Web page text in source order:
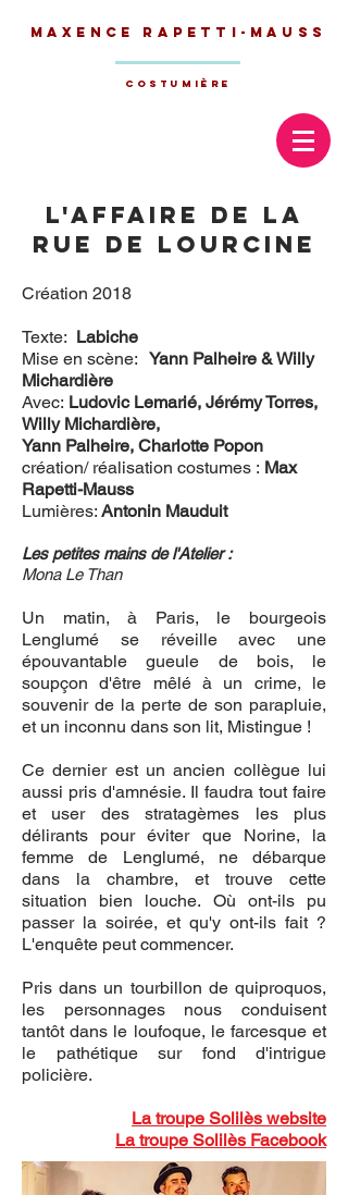
Maxence Rapetti-Mauss
Costumière
L'affaire de la
rue de Lourcine
Création 2018
Texte: Labiche
Mise en scène: Yann Palheire & Willy
Michardière
Avec: Ludovic Lemarié, Jérémy Torres,
Willy Michardière,
Yann Palheire, Charlotte Popon
création/ réalisation costumes : Max
Rapetti-Mauss
Lumières: Antonin Mauduit
Les petites mains de l'Atelier :
Mona Le Than
Un matin, à Paris, le bourgeois
Lenglumé se réveille avec une
épouvantable gueule de bois, le
soupçon d'être mêlé à un crime, le
souvenir de la perte de son parapluie,
et un inconnu dans son lit, Mistingue !
Ce dernier est un ancien collègue lui
aussi pris d'amnésie. Il faudra tout faire
et user des stratagèmes les plus
délirants pour éviter que Norine, la
femme de Lenglumé, ne débarque
dans la chambre, et trouve cette
situation bien louche. Où ont-ils pu
passer la soirée, et qu'y ont-ils fait ?
L'enquête peut commencer.
Pris dans un tourbillon de quiproquos,
les personnages nous conduisent
tantôt dans le loufoque, le farcesque et
le pathétique sur fond d'intrigue
policière.
La troupe Solilès website
La troupe Solilès Facebook